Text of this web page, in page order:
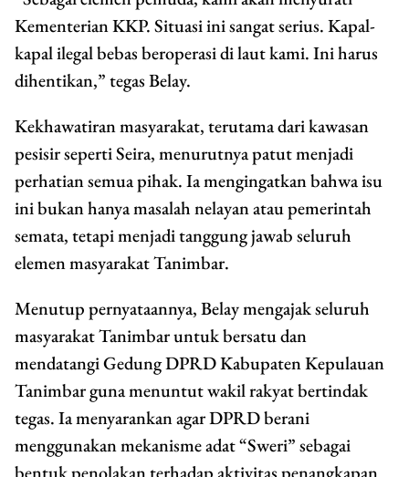
Kementerian KKP. Situasi ini sangat serius. Kapal-
kapal ilegal bebas beroperasi di laut kami. Ini harus
dihentikan,” tegas Belay.
Kekhawatiran masyarakat, terutama dari kawasan
pesisir seperti Seira, menurutnya patut menjadi
perhatian semua pihak. Ia mengingatkan bahwa isu
ini bukan hanya masalah nelayan atau pemerintah
semata, tetapi menjadi tanggung jawab seluruh
elemen masyarakat Tanimbar.
Menutup pernyataannya, Belay mengajak seluruh
masyarakat Tanimbar untuk bersatu dan
mendatangi Gedung DPRD Kabupaten Kepulauan
Tanimbar guna menuntut wakil rakyat bertindak
tegas. Ia menyarankan agar DPRD berani
menggunakan mekanisme adat “Sweri” sebagai